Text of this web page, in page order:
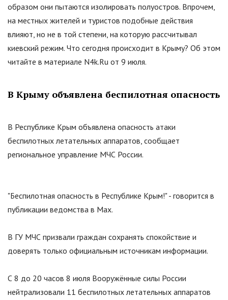
образом они пытаются изолировать полуостров. Впрочем,
на местных жителей и туристов подобные действия
влияют, но не в той степени, на которую рассчитывал
киевский режим. Что сегодня происходит в Крыму? Об этом
читайте в материале N4k.Ru от 9 июля.
В Крыму объявлена беспилотная опасность
В Республике Крым объявлена опасность атаки
беспилотных летательных аппаратов, сообщает
региональное управление МЧС России.
"Беспилотная опасность в Республике Крым!" - говорится в
публикации ведомства в Max.
В ГУ МЧС призвали граждан сохранять спокойствие и
доверять только официальным источникам информации.
С 8 до 20 часов 8 июля Вооружённые силы России
нейтрализовали 11 беспилотных летательных аппаратов